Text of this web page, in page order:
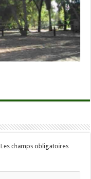
Les champs obligatoires